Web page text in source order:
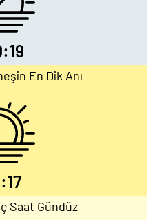
En Dik Anı
Saat Gündüz